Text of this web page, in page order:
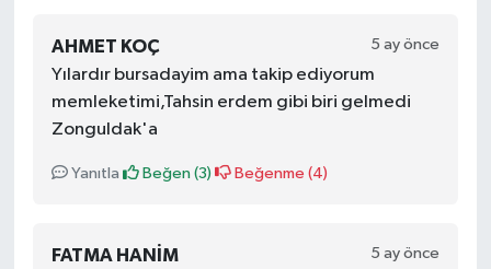
AHMET KOÇ 5 ay önce
Yılardır bursadayim ama takip ediyorum
memleketimi,Tahsin erdem gibi biri gelmedi
Zonguldak'a
Yanıtla Beğen (3) Beğenme (4)
FATMA HANIM 5 ay önce